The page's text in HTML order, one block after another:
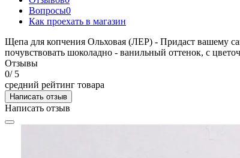
Вопросы0
Как проехать в магазин
Щепа для копчения Ольховая (ЛЕР) - Придаст вашему
почувствовать шоколадно - ванильный оттенок, с
Отзывы
0/ 5
средний рейтинг товара
Написать отзыв
Написать отзыв